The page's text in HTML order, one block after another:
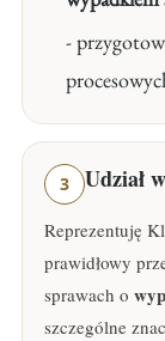
-
3 Udział
Reprezentuję
prawidłowy
sprawach o
szczególne